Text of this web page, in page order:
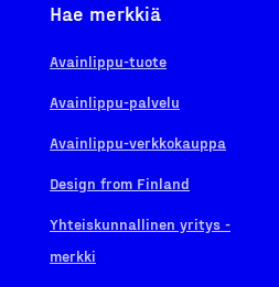
Hae merkkiä
Avainlippu-tuote
Avainlippu-palvelu
Avainlippu-verkkokauppa
Design from Finland
Yhteiskunnallinen yritys -
merkki